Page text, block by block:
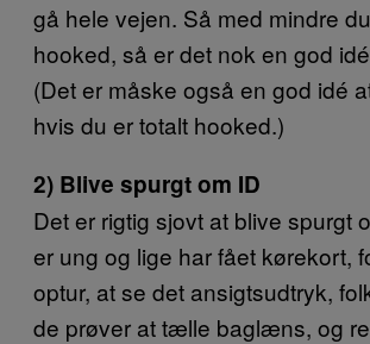
gå hele vejen. Så med mindre
hooked, så er det nok en god
(Det er måske også en god idé
hvis du er totalt hooked.)
2) Blive spurgt om ID
Det er rigtig sjovt at blive spurgt
er ung og lige har fået kørekort,
optur, at se det ansigtsudtryk,
de prøver at tælle baglæns, og